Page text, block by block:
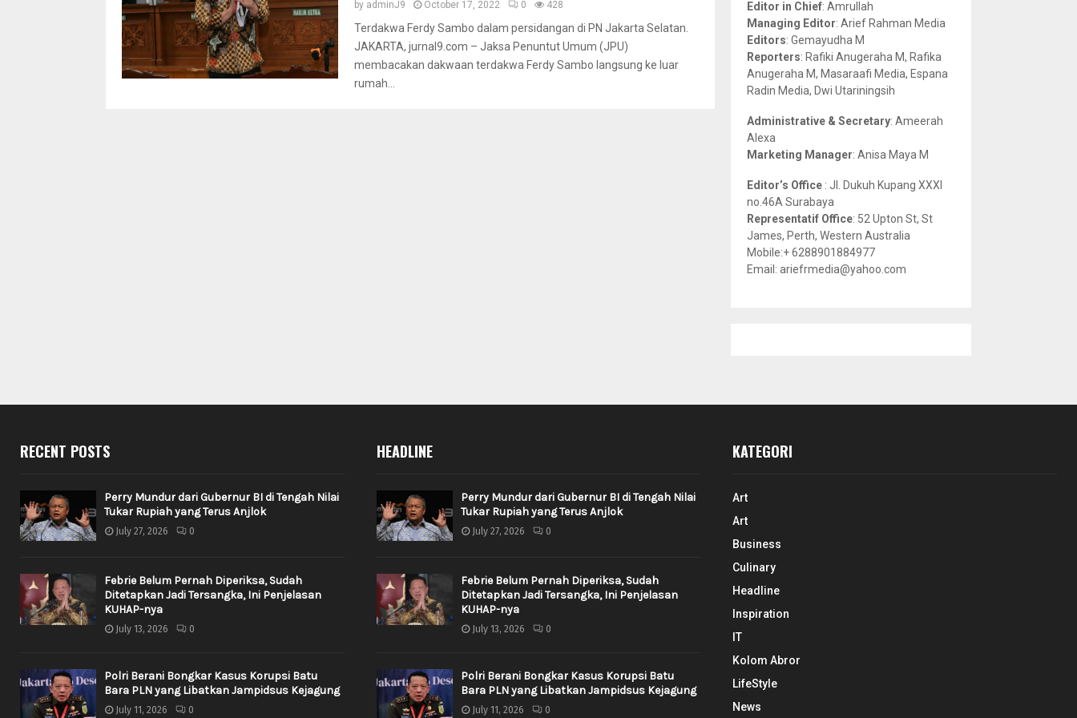
by adminJ9 October 17, 2022 0 428
Terdakwa Ferdy Sambo dalam persidangan di PN Jakarta Selatan.
JAKARTA, jurnal9.com – Jaksa Penuntut Umum (JPU)
membacakan dakwaan terdakwa Ferdy Sambo langsung ke luar
rumah...
r
:
R
H
Editor in Chief: Amrullah
Managing Editor: Arief Rahman Media
Editors: Gemayudha M
Reporters: Rafiki Anugeraha M, Rafika
Anugeraha M, Masaraafi Media, Espana
Radin Media, Dwi Utariningsih
Administrative & Secretary: Ameerah
Alexa
Marketing Manager: Anisa Maya M
Editor’s Office : Jl. Dukuh Kupang XXXI
no.46A Surabaya
Representatif Office: 52 Upton St, St
James, Perth, Western Australia
Mobile:+ 6288901884977
Email: ariefrmedia@yahoo.com
RECENT POSTS
Perry Mundur dari Gubernur BI di Tengah Nilai
Tukar Rupiah yang Terus Anjlok
July 27, 2026 0
Febrie Belum Pernah Diperiksa, Sudah
Ditetapkan Jadi Tersangka, Ini Penjelasan
KUHAP-nya
July 13, 2026 0
Polri Berani Bongkar Kasus Korupsi Batu
Bara PLN yang Libatkan Jampidsus Kejagung
July 11, 2026 0
HEADLINE
Perry Mundur dari Gubernur BI di Tengah Nilai
Tukar Rupiah yang Terus Anjlok
July 27, 2026 0
Febrie Belum Pernah Diperiksa, Sudah
Ditetapkan Jadi Tersangka, Ini Penjelasan
KUHAP-nya
July 13, 2026 0
Polri Berani Bongkar Kasus Korupsi Batu
Bara PLN yang Libatkan Jampidsus Kejagung
July 11, 2026 0
KATEGORI
Art
Art
Business
Culinary
Headline
Inspiration
IT
Kolom Abror
LifeStyle
News